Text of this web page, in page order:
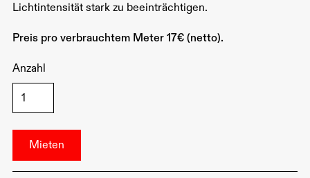
Lichtintensität stark zu beeinträchtigen.
Preis pro verbrauchtem Meter 17€ (netto).
Anzahl